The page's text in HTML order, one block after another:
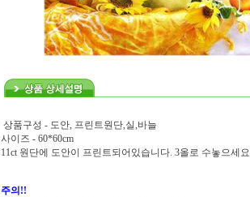
상품구성 - 도안, 프린트원단,실,바늘
사이즈 - 60*60cm
11ct 원단에 도안이 프린트되어있습니다. 3올로 수놓으세요
주의!!